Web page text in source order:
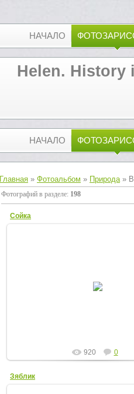
НАЧАЛО
Helen. History
НАЧАЛО
Главная » Фотоальбом » Природа»
Фотографий в разделе: 198
Сойка
920 0
Зяблик